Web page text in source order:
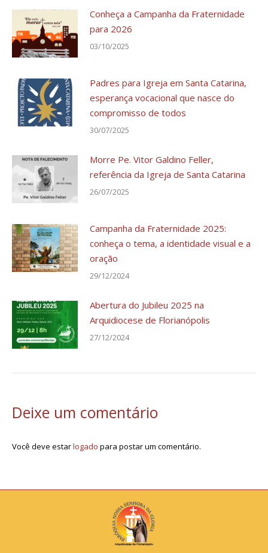
Conheça a Campanha da Fraternidade
para 2026
03/10/2025
Padres para Igreja em Santa Catarina,
esperança vocacional que nasce do
compromisso de todos
30/07/2025
Morre Pe. Vitor Galdino Feller,
referência da Igreja de Santa Catarina
26/07/2025
Campanha da Fraternidade 2025:
conheça o tema, a identidade visual e a
oração
29/12/2024
Abertura do Jubileu 2025 na
Arquidiocese de Florianópolis
27/12/2024
Deixe um comentário
Você deve estarlogado para postar um comentário.